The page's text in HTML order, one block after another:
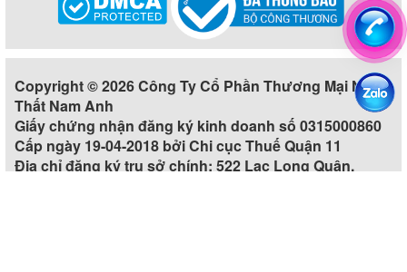
Copyright © 2026 Công Ty Cổ Phần Thương Mại Nội
Thất Nam Anh
Giấy chứng nhận đăng ký kinh doanh số 0315000860
Cấp ngày 19-04-2018 bởi Chi cục Thuế Quận 11
Địa chỉ đăng ký trụ sở chính: 522 Lạc Long Quân,